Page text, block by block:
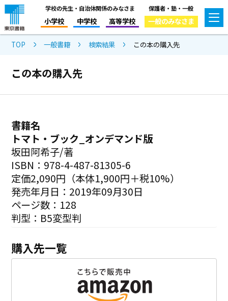
学校の先生・自治体関係のみなさま
小学校 中学校 高等学校
保護者・塾・一般
一般のみなさま
TOP 一般書籍 検索結果 この本の購入先
この本の購入先
書籍名
トマト・ブック_オンデマンド版
坂田阿希子/著
ISBN：978-4-487-81305-6
定価2,090円（本体1,900円＋税10%）
発売年月日：2019年09月30日
ページ数：128
判型：B5変型判
購入先一覧